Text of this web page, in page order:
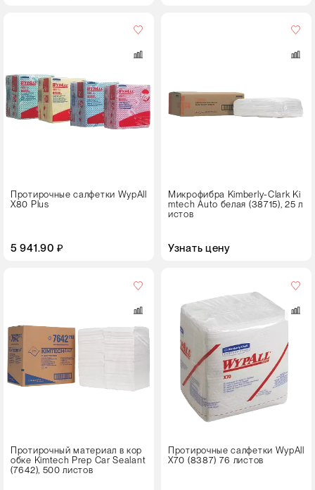
Протирочные салфетки WypAll
X80 Plus
5 941.90 ₽
Микрофибра Kimberly-Clark Ki
mtech Auto белая (38715), 25 л
истов
Узнать цену
Протирочный материал в кор
обке Kimtech Prep Car Sealant
(7642), 500 листов
Протирочные салфетки WypAll
X70 (8387) 76 листов
12 пачек
Цвет